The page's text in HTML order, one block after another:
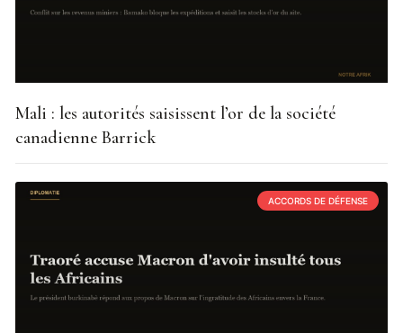
Mali : les autorités saisissent l’or de la société
canadienne Barrick
ACCORDS DE DÉFENSE